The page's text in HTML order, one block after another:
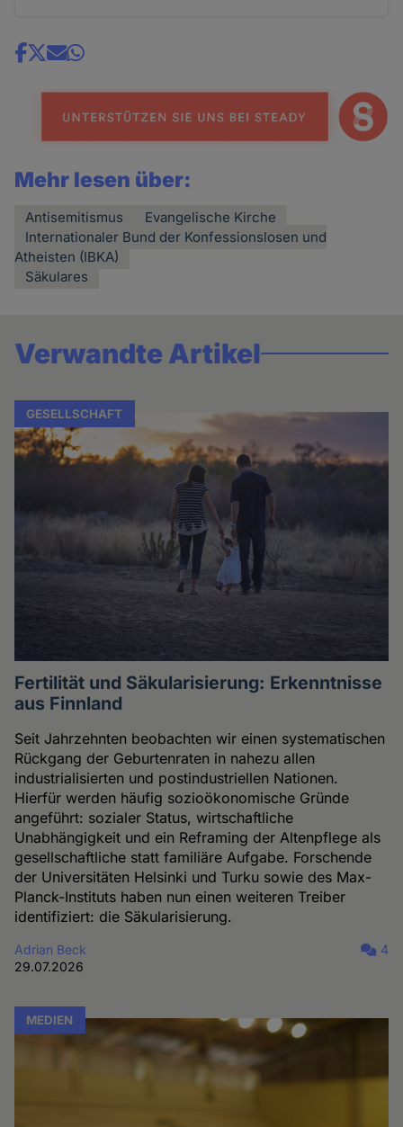
Share
news
Mehr lesen über:
Antisemitismus
Evangelische Kirche
Internationaler Bund der Konfessionslosen und
Atheisten (IBKA)
Säkulares
Verwandte Artikel
GESELLSCHAFT
Fertilität und Säkularisierung: Erkenntnisse
aus Finnland
Seit Jahrzehnten beobachten wir einen systematischen
Rückgang der Geburtenraten in nahezu allen
industrialisierten und postindustriellen Nationen.
Hierfür werden häufig sozioökonomische Gründe
angeführt: sozialer Status, wirtschaftliche
Unabhängigkeit und ein Reframing der Altenpflege als
gesellschaftliche statt familiäre Aufgabe. Forschende
der Universitäten Helsinki und Turku sowie des Max-
Planck-Instituts haben nun einen weiteren Treiber
identifiziert: die Säkularisierung.
Adrian Beck
29.07.2026
4
MEDIEN